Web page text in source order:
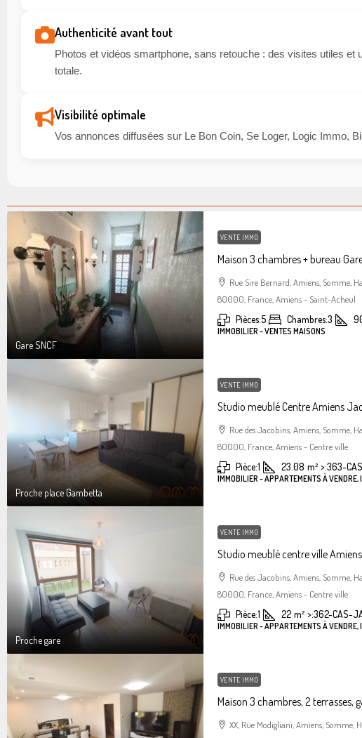
Authenticité avant tout
Photos et vidéos smartphone, sans retouche : des visites utiles et
totale.
Visibilité optimale
Vos annonces diffusées sur Le Bon Coin, Se Loger, Logic Immo,
Gare SNCF
VENTE IMMO
Maison 3 chambres + bureau
Rue Sire Bernard, Amiens, Somme,
80000, France, Amiens - Saint-Acheul
Pièces:5 Chambres:3
IMMOBILIER - VENTES MAISONS
Proche place Gambetta
VENTE IMMO
Studio meublé Centre Amiens
Rue des Jacobins, Amiens, Somme,
80000, France, Amiens - Centre ville
Pièce:1 23.08 m² >:363-
IMMOBILIER - APPARTEMENTS À
Proche gare
VENTE IMMO
Studio meublé centre ville
Rue des Jacobins, Amiens, Somme,
80000, France, Amiens - Centre ville
Pièce:1 22 m² >:362-CAS-
IMMOBILIER - APPARTEMENTS À
VENTE IMMO
Maison 3 chambres, 2 terrasses,
XX, Rue Modigliani, Amiens, Somme,